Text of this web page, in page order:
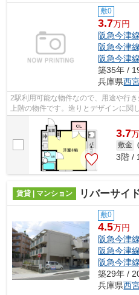
敷0
3.7万円
阪急今津線
阪急今津線
阪急今津線
築35年 /
兵庫県西
2駅利用可能な物件なので、用途や行
上階の物件です。造りとデザインに
マンションです。徒歩4分で駅にアクセ...
3.7万
敷金
3階 /
賃貸 | マンション リバーサイ
敷0
4.5万円
阪急今津線
阪急今津線
阪急今津線
築29年 /
兵庫県西